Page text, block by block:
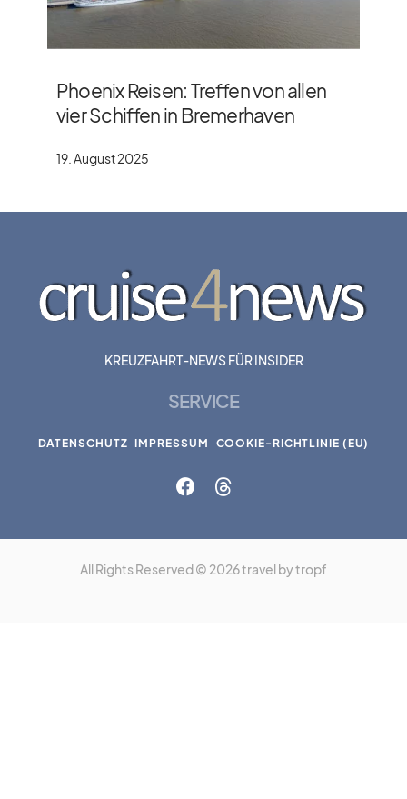
Phoenix Reisen: Treffen von allen
vier Schiffen in Bremerhaven
19. August 2025
KREUZFAHRT-NEWS FÜR INSIDER
SERVICE
DATENSCHUTZ IMPRESSUM COOKIE-RICHTLINIE (EU)
All Rights Reserved © 2026 travel by tropf